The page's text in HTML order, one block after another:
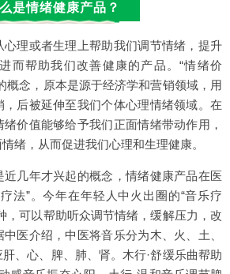
是情绪健康产品？
理或者生理上帮助我们调节情绪，提升
而帮助我们改善健康的产品。“情绪价
概念，原本是源于经济学和营销领域，用
后被延伸至我们个体心理情绪领域。在
价值能够给予我们正面情绪带动作用，
绪，从而促进我们心理和生理健康。
几年才兴起的概念，情绪健康产品在医
法”。今年在年轻人中火出圈的“音乐疗
，可以帮助听众调节情绪，缓解压力，改
医介绍，中医将音乐分为木、火、土、
、心、脾、肺、肾。木行·舒缓乐曲帮助